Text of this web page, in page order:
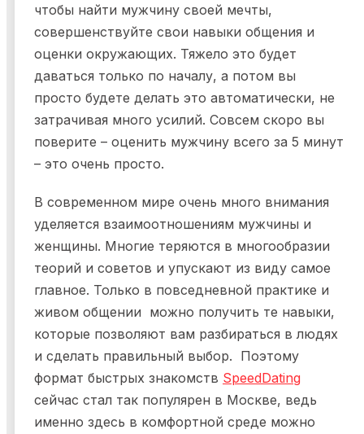
чтобы найти мужчину своей мечты,
совершенствуйте свои навыки общения и
оценки окружающих. Тяжело это будет
даваться только по началу, а потом вы
просто будете делать это автоматически, не
затрачивая много усилий. Совсем скоро вы
поверите – оценить мужчину всего за 5 минут
– это очень просто.
В современном мире очень много внимания
уделяется взаимоотношениям мужчины и
женщины. Многие теряются в многообразии
теорий и советов и упускают из виду самое
главное. Только в повседневной практике и
живом общении можно получить те навыки,
которые позволяют вам разбираться в людях
и сделать правильный выбор. Поэтому
формат быстрых знакомств SpeedDating
сейчас стал так популярен в Москве, ведь
именно здесь в комфортной среде можно